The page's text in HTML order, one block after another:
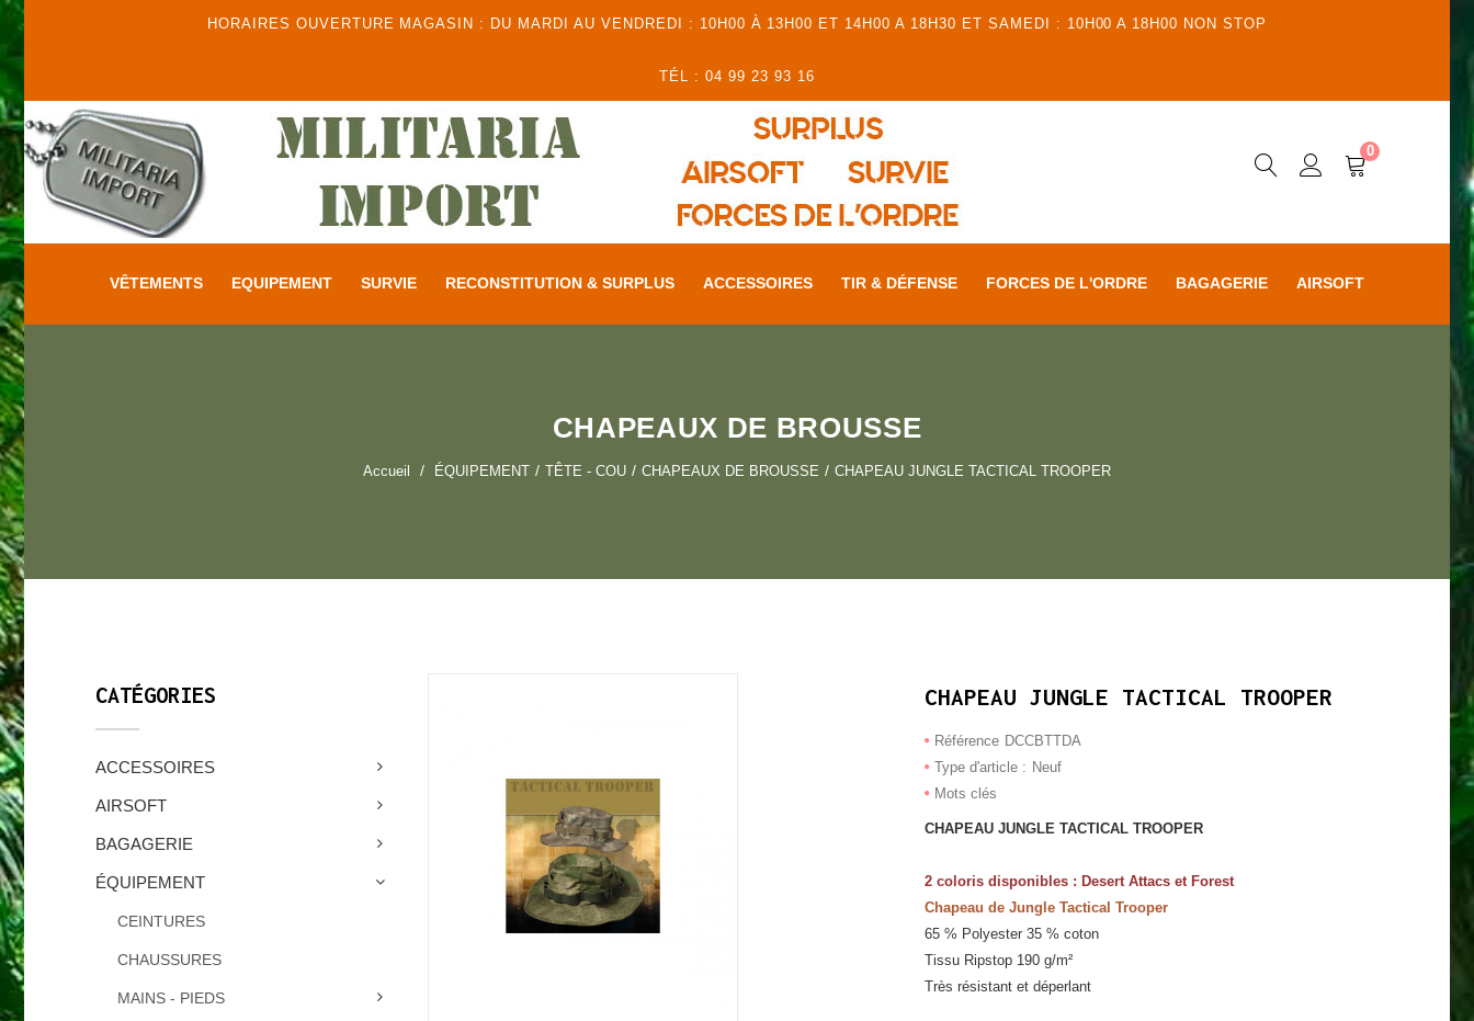
HORAIRES OUVERTURE MAGASIN : DU MARDI AU VENDREDI : 10H00 À 13H00 ET 14H00 A 18H30 ET SAMEDI : 10H00 A 18H00 NON STOP
TÉL : 04 99 23 93 16
0
VÊTEMENTS EQUIPEMENT SURVIE RECONSTITUTION & SURPLUS ACCESSOIRES TIR & DÉFENSE FORCES DE L'ORDRE BAGAGERIE AIRSOFT
CHAPEAUX DE BROUSSE
Accueil ÉQUIPEMENT TÊTE - COU CHAPEAUX DE BROUSSE CHAPEAU JUNGLE TACTICAL TROOPER
CATÉGORIES
ACCESSOIRES
AIRSOFT
BAGAGERIE
ÉQUIPEMENT
CEINTURES
CHAUSSURES
MAINS - PIEDS
CHAPEAU JUNGLE TACTICAL TROOPER
Référence DCCBTTDA
Type d'article : Neuf
Mots clés
CHAPEAU JUNGLE TACTICAL TROOPER
2 coloris disponibles : Desert Attacs et Forest
Chapeau de Jungle Tactical Trooper
65 % Polyester 35 % coton
Tissu Ripstop 190 g/m²
Très résistant et déperlant